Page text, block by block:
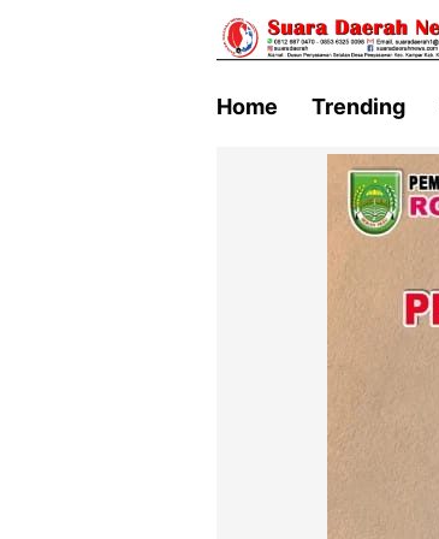
Home Trending